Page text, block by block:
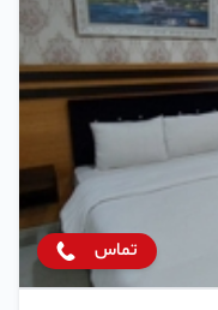
تماس